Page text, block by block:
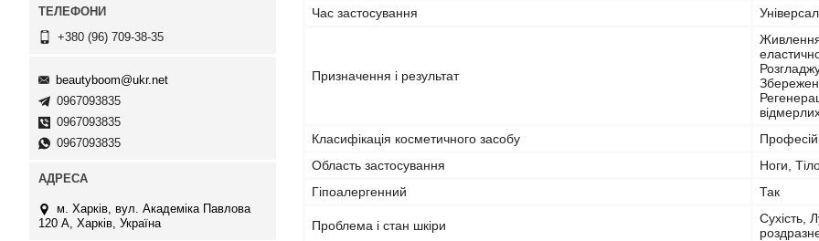
Час застосування
Призначення і результат
Класифікація косметичного засобу
Область застосування
Ноги,
Гіпоалергенний
Так
Проблема і стан шкіри
Сухість,
+380 (96) 709-38-35
beautyboom@ukr.net
0967093835
0967093835
0967093835
м. Харків, вул. Академіка Павлова
120 А, Харків, Україна